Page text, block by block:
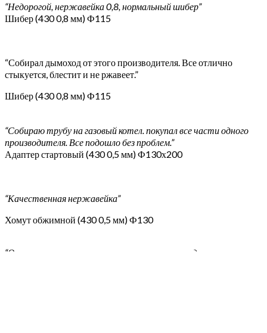
“Недорогой, нержавейка 0,8, нормальный шибер”
Шибер (430 0,8 мм) Ф115
“Собирал дымоход от этого производителя. Все отлично
стыкуется, блестит и не ржавеет.”
Шибер (430 0,8 мм) Ф115
“Собираю трубу на газовый котел. покупал все части одного
производителя. Все подошло без проблем.”
Адаптер стартовый (430 0,5 мм) Ф130х200
“Качественная нержавейка”
Хомут обжимной (430 0,5 мм) Ф130
“Очень качественно изготовлено, размеры предельно точны,